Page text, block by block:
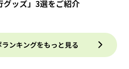
グッズ」3選をご紹介
ランキングをもっと見る